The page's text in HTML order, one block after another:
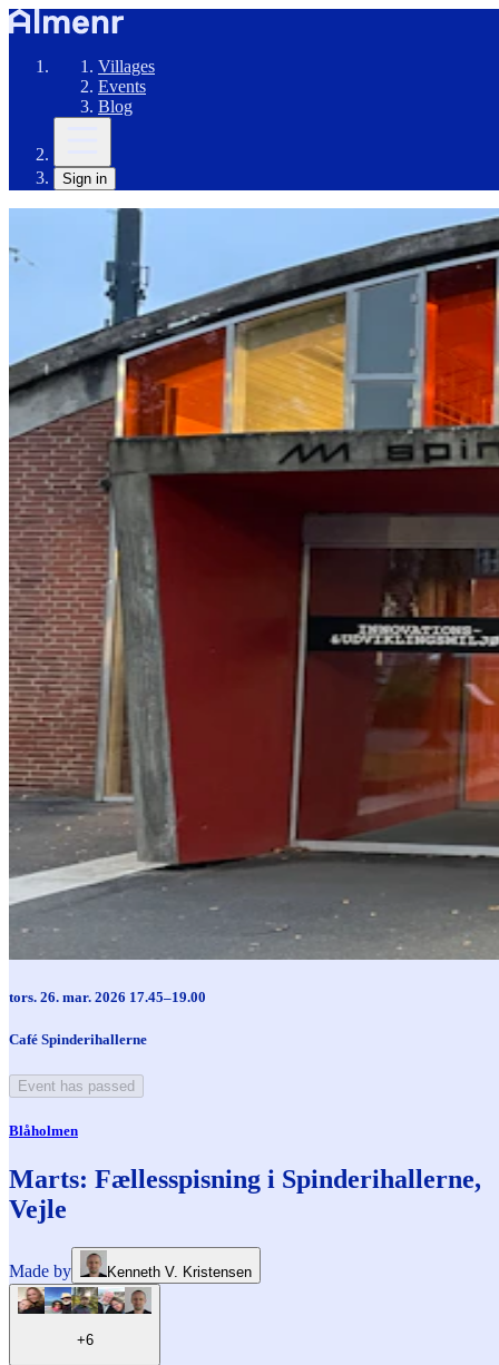
Villages
Events
Blog
Sign in
tors. 26. mar. 2026 17.45–19.00
Café Spinderihallerne
Event has passed
Blåholmen
Marts: Fællesspisning i Spinderihallerne,
Vejle
Made by Kenneth V. Kristensen
+6